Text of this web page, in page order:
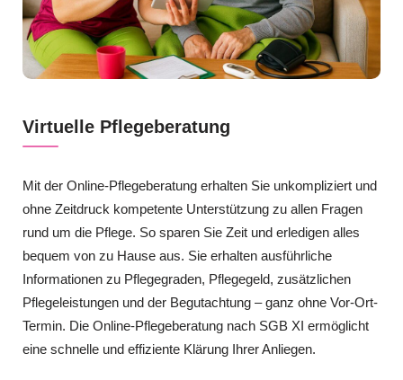
Virtuelle Pflegeberatung
Mit der Online-Pflegeberatung erhalten Sie unkompliziert und
ohne Zeitdruck kompetente Unterstützung zu allen Fragen
rund um die Pflege. So sparen Sie Zeit und erledigen alles
bequem von zu Hause aus. Sie erhalten ausführliche
Informationen zu Pflegegraden, Pflegegeld, zusätzlichen
Pflegeleistungen und der Begutachtung – ganz ohne Vor-Ort-
Termin. Die Online-Pflegeberatung nach SGB XI ermöglicht
eine schnelle und effiziente Klärung Ihrer Anliegen.